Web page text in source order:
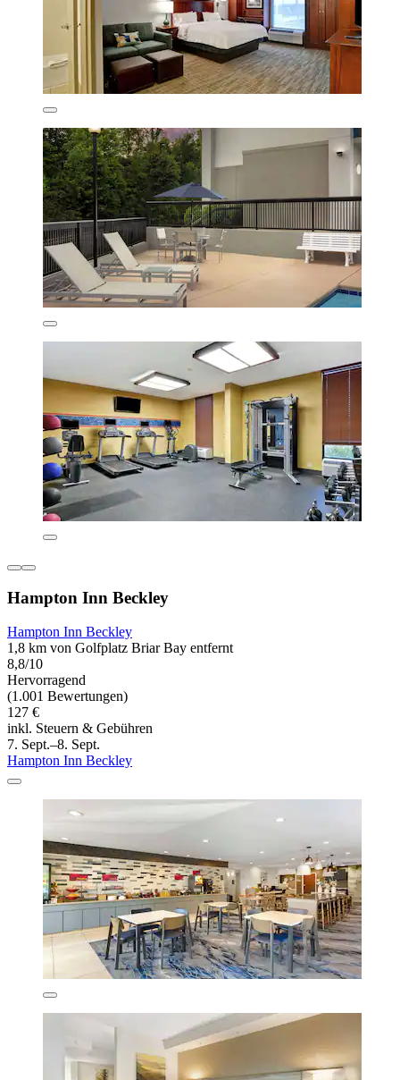
Hampton Inn Beckley
Hampton Inn Beckley
1,8 km von Golfplatz Briar Bay entfernt
8,8/10
Hervorragend
(1.001 Bewertungen)
127 €
inkl. Steuern & Gebühren
7. Sept.–8. Sept.
Hampton Inn Beckley